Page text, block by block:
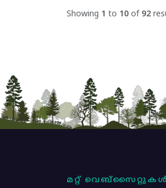
Showing 1 to 10 of 92
മറ്റ് വെബ്സൈറ്റുകൾ